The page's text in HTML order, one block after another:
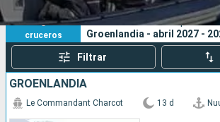
Puertos
3
cruceros
Sus criterios de búsqueda:
Groenlandia - abril 2027 -
Filtrar
GROENLANDIA
Le Commandant Charcot 13 d